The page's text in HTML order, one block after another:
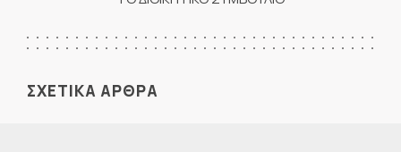
ΣΧΕΤΙΚΑ ΑΡΘΡΑ